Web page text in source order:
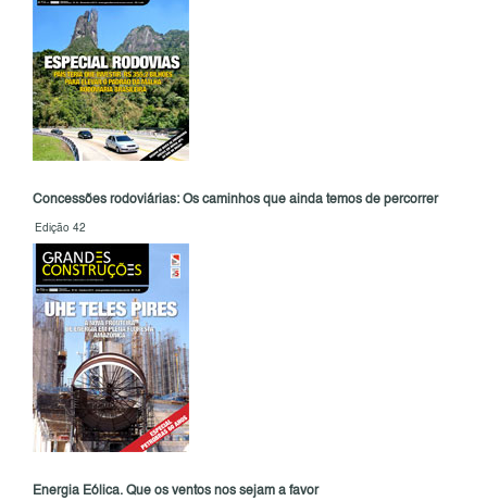
Concessões rodoviárias: Os caminhos que ainda temos de percorrer
Edição 42
Energia Eólica. Que os ventos nos sejam a favor